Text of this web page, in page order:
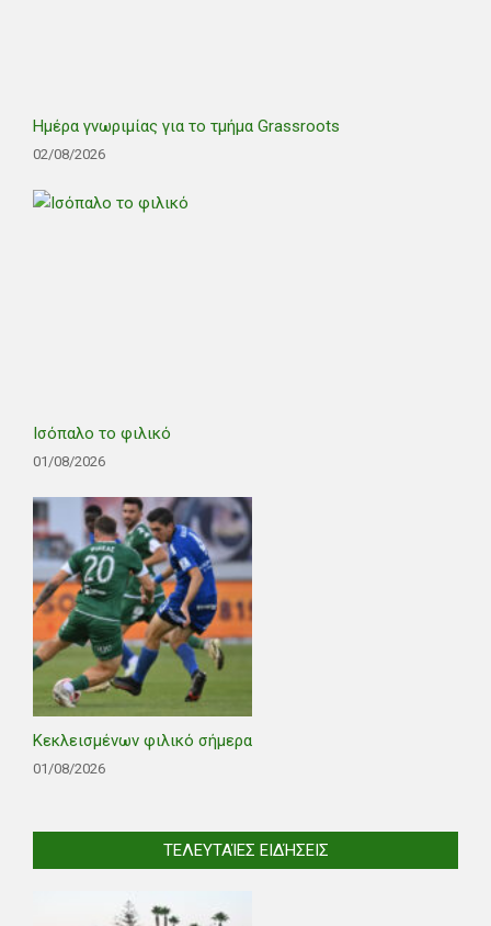
Ημέρα γνωριμίας για το τμήμα Grassroots
02/08/2026
Ισόπαλο το φιλικό
01/08/2026
Κεκλεισμένων φιλικό σήμερα
01/08/2026
ΤΕΛΕΥΤΑΊΕΣ ΕΙΔΉΣΕΙΣ